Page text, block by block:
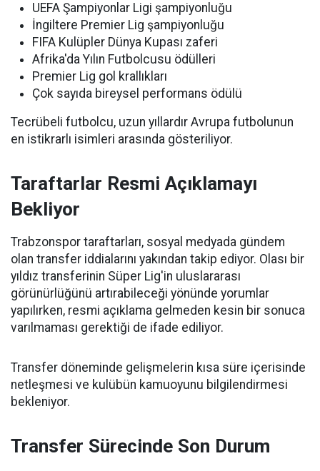
UEFA Şampiyonlar Ligi şampiyonluğu
İngiltere Premier Lig şampiyonluğu
FIFA Kulüpler Dünya Kupası zaferi
Afrika'da Yılın Futbolcusu ödülleri
Premier Lig gol krallıkları
Çok sayıda bireysel performans ödülü
Tecrübeli futbolcu, uzun yıllardır Avrupa futbolunun
en istikrarlı isimleri arasında gösteriliyor.
Taraftarlar Resmi Açıklamayı
Bekliyor
Trabzonspor taraftarları, sosyal medyada gündem
olan transfer iddialarını yakından takip ediyor. Olası bir
yıldız transferinin Süper Lig'in uluslararası
görünürlüğünü artırabileceği yönünde yorumlar
yapılırken, resmi açıklama gelmeden kesin bir sonuca
varılmaması gerektiği de ifade ediliyor.
Transfer döneminde gelişmelerin kısa süre içerisinde
netleşmesi ve kulübün kamuoyunu bilgilendirmesi
bekleniyor.
Transfer Sürecinde Son Durum